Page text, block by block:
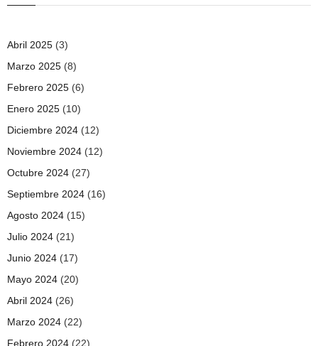
Abril 2025 (3)
Marzo 2025 (8)
Febrero 2025 (6)
Enero 2025 (10)
Diciembre 2024 (12)
Noviembre 2024 (12)
Octubre 2024 (27)
Septiembre 2024 (16)
Agosto 2024 (15)
Julio 2024 (21)
Junio 2024 (17)
Mayo 2024 (20)
Abril 2024 (26)
Marzo 2024 (22)
Febrero 2024 (22)